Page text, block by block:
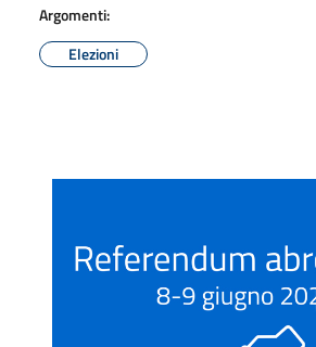
Argomenti:
Elezioni